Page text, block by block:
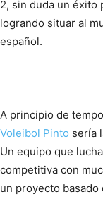
2, sin duda un éxito
logrando situar al
español.
A principio de
Voleibol Pinto sería
Un equipo que
competitiva con
un proyecto